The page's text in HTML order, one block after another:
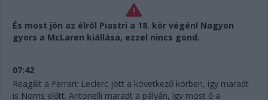
És most jön az élről Piastri a 18. kör végén! Nagyon
gyors a McLaren kiállása, ezzel nincs gond.
07:42
Reagált a Ferrari: Leclerc jött a következő körben, így maradt
is Norris előtt. Antonelli maradt a pályán, így most ő a